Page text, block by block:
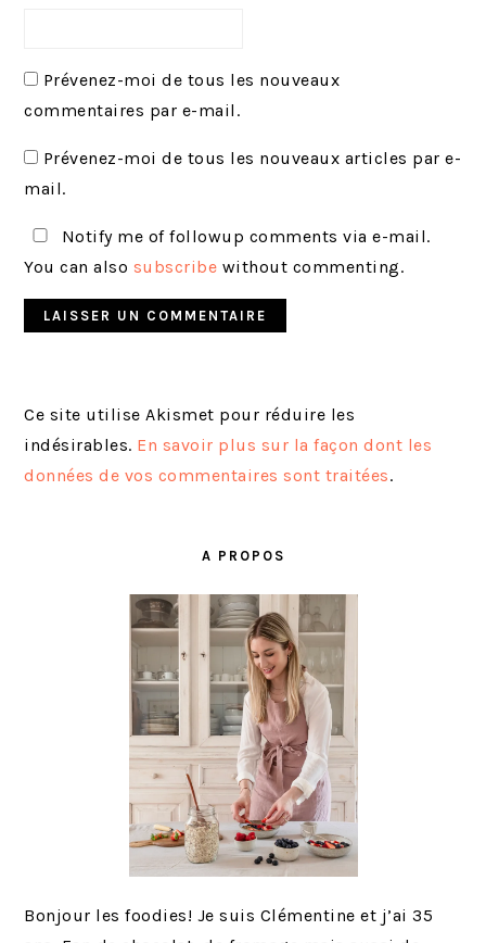
Prévenez-moi de tous les nouveaux
commentaires par e-mail.
Prévenez-moi de tous les nouveaux articles par e-
mail.
Notify me of followup comments via e-mail.
You can also subscribe without commenting.
Ce site utilise Akismet pour réduire les
indésirables. En savoir plus sur la façon dont les
données de vos commentaires sont traitées.
A PROPOS
Bonjour les foodies! Je suis Clémentine et j’ai 35